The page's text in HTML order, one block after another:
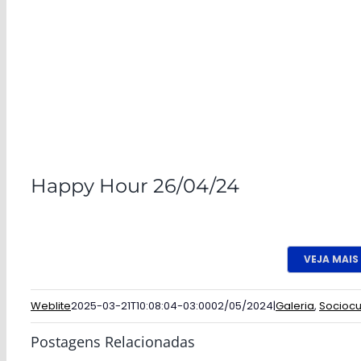
Happy Hour 26/04/24
VEJA
Weblite2025-03-21T10:08:04-03:0002/05/2024|Galeria,
Postagens Relacionadas